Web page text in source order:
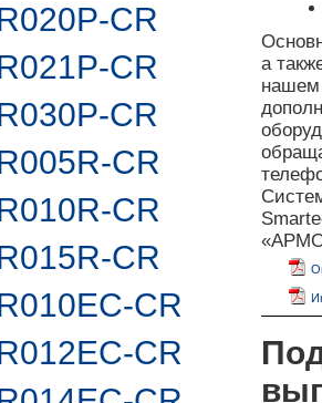
CR
CR
CR
CR
CR
CR
CR
CR
а